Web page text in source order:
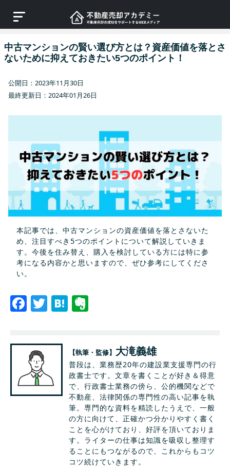
中古マンションの賢い選び方とは？資産価値を落とさ
ないために抑えておきたい5つのポイント！
公開日：2023年11月30日
最終更新日：2024年01月26日
本記事では、中古マンションの資産価値を落とさないた
め、注目すべき5つのポイントについて解説していきま
す。今後を住み替え、購入を検討している方には特に参
考になる内容かと思いますので、ぜひ参考にしてくださ
い。
Facebook
TwitterHatena
【執筆・監修】 大滝義雄
普段は、業務歴20年の建設業支援専門の行
政書士です。文章を書くことが好き＆得意
で、行政書士業務の傍ら、公的機関などで
不動産、法律関係の専門性の高い記事を執
筆。専門的な資料を精読したうえで、一般
の方に向けて、正確かつ分かりやすく書く
ことを心がけており、好評を頂いておりま
す。ライターの仕事は知識を吸収し整理す
ることにもつながるので、これからもコツ
コツ続けていきます。